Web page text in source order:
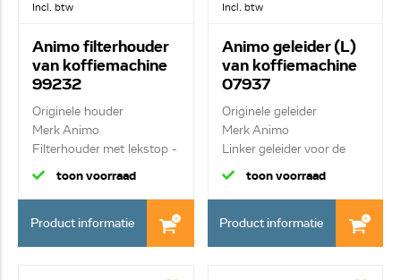
Incl. btw
Animo filterhouder
van koffiemachine
99232
Originele houder
Merk Animo
Filterhouder met lekstop -
zwar...
toon voorraad
Product informatie
Incl. btw
Animo geleider (L)
van koffiemachine
07937
Originele geleider
Merk Animo
Linker geleider voor de
filt...
toon voorraad
Product informatie